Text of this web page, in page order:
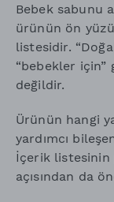
Bebek sabunu
ürünün ön
listesidir.
“bebekler için”
değildir.
Ürünün hangi
yardımcı
İçerik listesinin
açısından da